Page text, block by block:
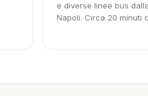
e diverse linee bus
Napoli. Circa 20 minuti